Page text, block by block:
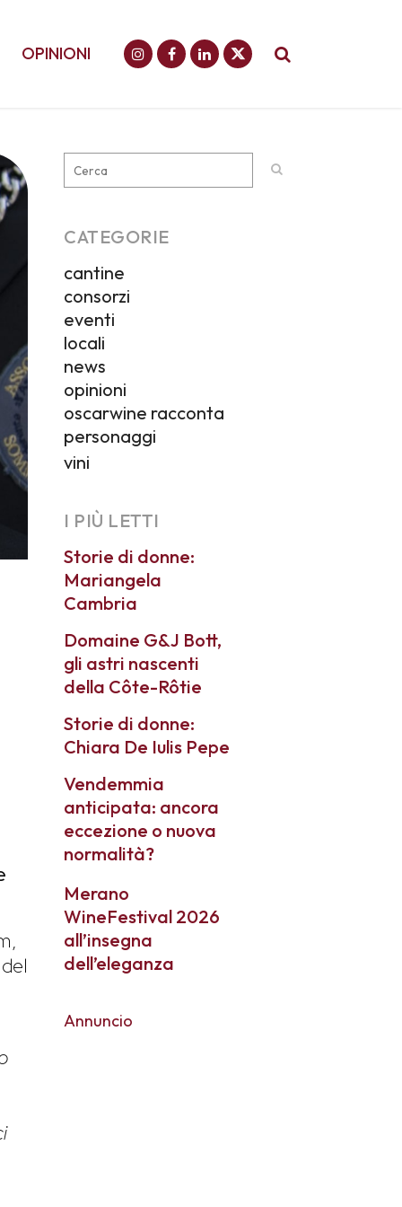
OPINIONI
CATEGORIE
cantine
consorzi
eventi
locali
news
opinioni
oscarwine racconta
personaggi
vini
I PIÙ LETTI
Storie di donne:
Mariangela
Cambria
Domaine G&J Bott,
gli astri nascenti
della Côte-Rôtie
Storie di donne:
Chiara De Iulis Pepe
Vendemmia
anticipata: ancora
eccezione o nuova
normalità?
Merano
WineFestival 2026
all’insegna
dell’eleganza
Annuncio